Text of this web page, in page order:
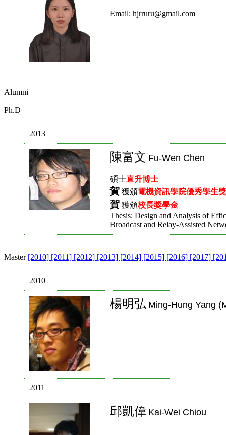
Email: hjrruru@gmail.com
Alumni
Ph.D
2013
陳富文 Fu-Wen Chen
碩士直升博士
賀 獲頒電機資訊學院優秀學生
賀 獲頒校長獎學金
Thesis: Design and Analysis of
Broadcast and Relay-Assisted
Master [2010] [2011] [2012] [2013] [2014] [2015] [2016] [2017]
2010
楊明弘 Ming-Hung Yang
2011
邱凱偉 Kai-Wei Chiou